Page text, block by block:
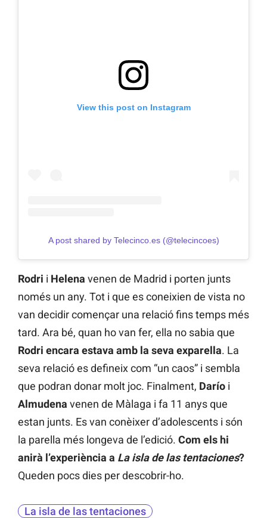
View this post on Instagram
A post shared by Telecinco.es (@telecincoes)
Rodri i Helena venen de Madrid i porten junts
només un any. Tot i que es coneixien de vista no
van decidir començar una relació fins temps més
tard. Ara bé, quan ho van fer, ella no sabia que
Rodri encara estava amb la seva exparella. La
seva relació es defineix com “un caos” i sembla
que podran donar molt joc. Finalment, Darío i
Almudena venen de Màlaga i fa 11 anys que
estan junts. Es van conèixer d’adolescents i són
la parella més longeva de l’edició. Com els hi
anirà l’experiència a La isla de las tentaciones?
Queden pocs dies per descobrir-ho.
La isla de las tentaciones